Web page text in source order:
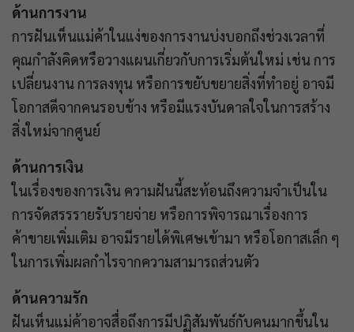
ด้านการงาน
การฝันเห็นแม่ค้าในแง่ของการงานบ่งบอกถึงช่วงเวลาที่
คุณกำลังคิดหรือวางแผนเกี่ยวกับการเริ่มต้นใหม่ เช่น การ
เปลี่ยนงาน การลงทุน หรือการขยับขยายสิ่งที่ทำอยู่ อาจมี
โอกาสดีจากคนรอบข้าง หรือมีแรงบันดาลใจในการสร้าง
สิ่งใหม่จากศูนย์
ด้านการเงิน
ในเรื่องของการเงิน ความฝันนี้สะท้อนถึงความจำเป็นใน
การจัดสรรรายรับรายจ่าย หรือการพิจารณาเรื่องการ
ค้าขายเพิ่มเติม อาจมีรายได้พิเศษเข้ามา หรือโอกาสเล็ก ๆ
ในการเพิ่มผลกำไรจากความสามารถส่วนตัว
ด้านความรัก
ฝันเห็นแม่ค้าอาจสื่อถึงการมีปฏิสัมพันธ์กับคนมากขึ้นใน